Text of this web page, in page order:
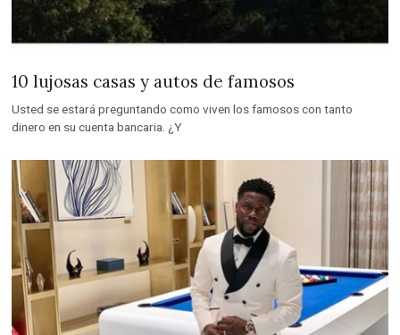
10 lujosas casas y autos de famosos
Usted se estará preguntando como viven los famosos con tanto
dinero en su cuenta bancaria. ¿Y